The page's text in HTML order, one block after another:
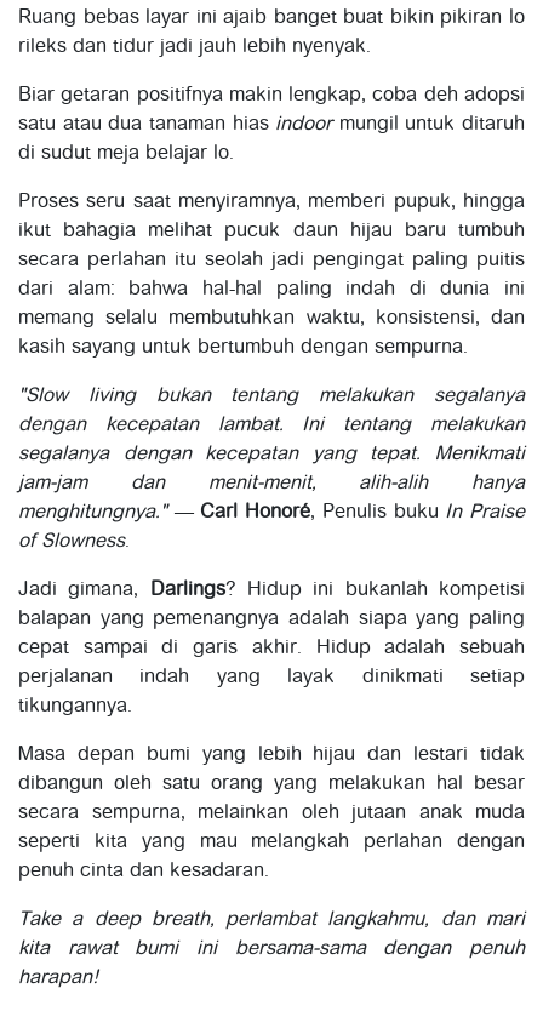
Ruang bebas layar ini ajaib banget buat bikin pikiran lo
rileks dan tidur jadi jauh lebih nyenyak.
Biar getaran positifnya makin lengkap, coba deh adopsi
satu atau dua tanaman hias indoormungil untuk ditaruh
di sudut meja belajar lo.
Proses seru saat menyiramnya, memberi pupuk, hingga
ikut bahagia melihat pucuk daun hijau baru tumbuh
secara perlahan itu seolah jadi pengingat paling puitis
dari alam: bahwa hal-hal paling indah di dunia ini
memang selalu membutuhkan waktu, konsistensi, dan
kasih sayang untuk bertumbuh dengan sempurna.
"Slow living bukan tentang melakukan segalanya
dengan kecepatan lambat. Ini tentang melakukan
segalanya dengan kecepatan yang tepat. Menikmati
jam-jam dan menit-menit, alih-alih hanya
menghitungnya."— Carl Honoré, Penulis buku In Praise
of Slowness.
Jadi gimana, Darlings? Hidup ini bukanlah kompetisi
balapan yang pemenangnya adalah siapa yang paling
cepat sampai di garis akhir. Hidup adalah sebuah
perjalanan indah yang layak dinikmati setiap
tikungannya.
Masa depan bumi yang lebih hijau dan lestari tidak
dibangun oleh satu orang yang melakukan hal besar
secara sempurna, melainkan oleh jutaan anak muda
seperti kita yang mau melangkah perlahan dengan
penuh cinta dan kesadaran.
Take a deep breath, perlambat langkahmu, dan mari
kita rawat bumi ini bersama-sama dengan penuh
harapan!